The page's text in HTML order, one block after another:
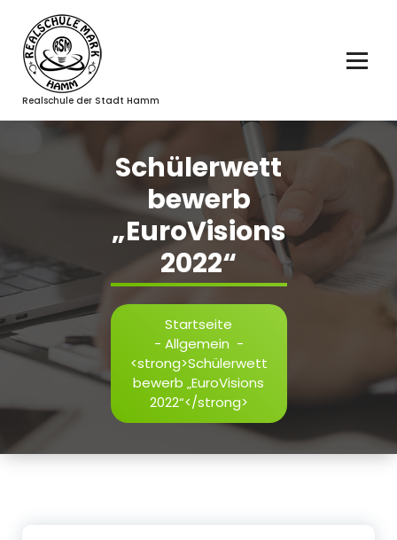
Inhalt
springen
Realschule der Stadt Hamm
Schülerwett
bewerb
„EuroVisions
2022“
Startseite
- Allgemein -
<strong>Schülerwett
bewerb „EuroVisions
2022“</strong>